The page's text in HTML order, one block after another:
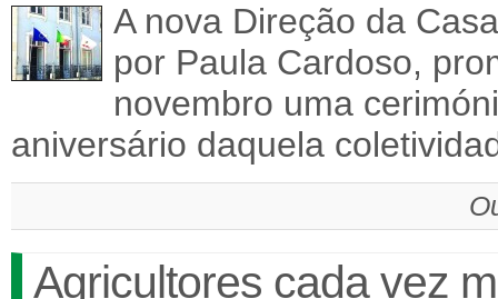
A nova Direção da
por Paula Cardoso,
novembro uma
aniversário daquela
Agricultores cada vez